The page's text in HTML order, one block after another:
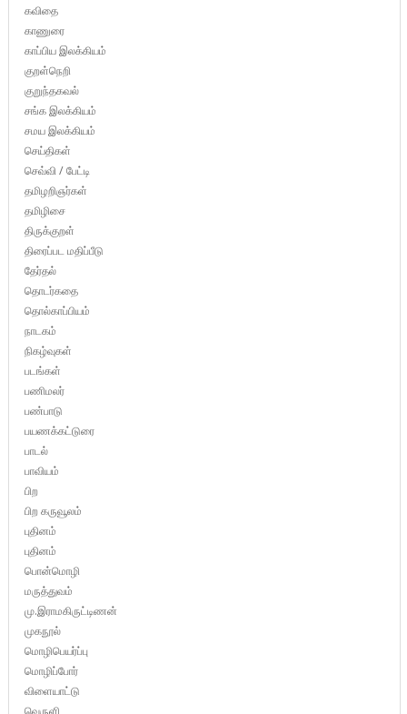
கவிதை
காணுரை
காப்பிய இலக்கியம்
குறள்நெறி
குறுந்தகவல்
சங்க இலக்கியம்
சமய இலக்கியம்
செய்திகள்
செவ்வி / பேட்டி
தமிழறிஞர்கள்
தமிழிசை
திருக்குறள்
திரைப்பட மதிப்பீடு
தேர்தல்
தொடர்கதை
தொல்காப்பியம்
நாடகம்
நிகழ்வுகள்
படங்கள்
பணிமலர்
பண்பாடு
பயணக்கட்டுரை
பாடல்
பாவியம்
பிற
பிற கருவூலம்
புதினம்
புதினம்
பொன்மொழி
மருத்துவம்
மு.இராமகிருட்டிணன்
முகநூல்
மொழிபெயர்ப்பு
மொழிப்போர்
விளையாட்டு
வெருளி